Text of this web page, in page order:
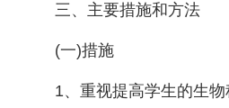
三、主要措施和方法
(一)措施
1、重视提高学生的生